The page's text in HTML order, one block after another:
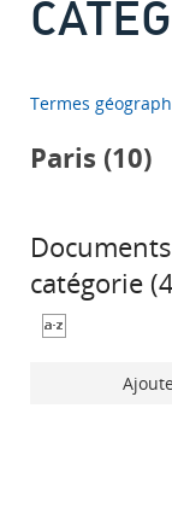
Termes
Paris (10)
catégorie (